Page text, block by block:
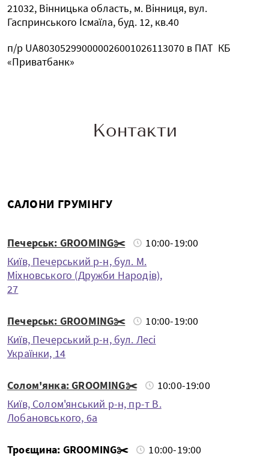
21032, Вінницька область, м. Вінниця, вул.
Гаспринського Ісмаїла, буд. 12, кв.40
п/р UA803052990000026001026113070 в ПАТ КБ
«Приватбанк»
Контакти
САЛОНИ ГРУМІНГУ
Печерськ: GROOMING✂️
10:00-19:00
Київ, Печерський р-н, бул. М.
Міхновського (Дружби Народів),
27
Печерськ: GROOMING✂️
10:00-19:00
Київ, Печерський р-н, бул. Лесі
Українки, 14
Солом'янка: GROOMING✂️
10:00-19:00
Київ, Солом'янський р-н, пр-т В.
Лобановського, 6а
Троєщина: GROOMING✂️
10:00-19:00